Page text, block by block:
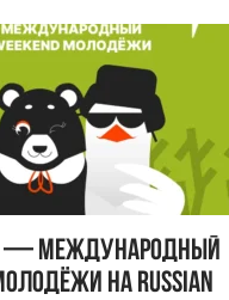
— Международный
на RUSSIAN